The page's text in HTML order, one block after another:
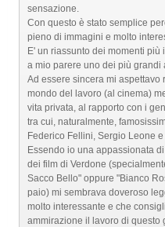
sensazione.
Con questo è stato semplice
pieno di immagini e molto
E' un riassunto dei momenti
a mio parere uno dei più grandi
Ad essere sincera mi aspettavo
mondo del lavoro (al cinema)
vita privata, al rapporto con i
tra cui, naturalmente,
Federico Fellini, Sergio Leone
Essendo io una appassionata
dei film di Verdone
Sacco Bello" oppure "Bianco
paio) mi sembrava doveroso
molto interessante e che
ammirazione il lavoro di questo